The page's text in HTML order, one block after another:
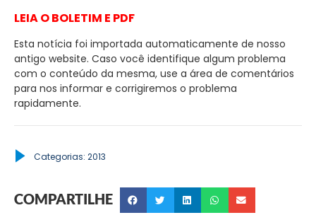
LEIA O BOLETIM E PDF
Esta notícia foi importada automaticamente de nosso
antigo website. Caso você identifique algum problema
com o conteúdo da mesma, use a área de comentários
para nos informar e corrigiremos o problema
rapidamente.
Categorias: 2013
COMPARTILHE